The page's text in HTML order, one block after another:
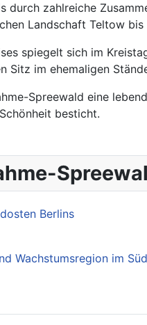
durch zahlreiche
Landschaft Teltow
spiegelt sich im
Sitz im ehemaligen
Spreewald eine
besticht.
Berlins
Wachstumsregion im